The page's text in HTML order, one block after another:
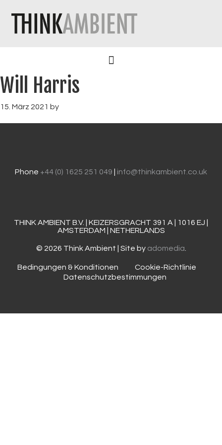
Will Harris
15. März 2021 by
Phone +44 (0) 1625 251 049 | info@thinkambient.co.uk
THINK AMBIENT B.V. | KEIZERSGRACHT 391 A | 1016 EJ |
AMSTERDAM | NETHERLANDS
© 2026 Think Ambient | Site by adomedia
Bedingungen & Konditionen
Cookie-Richtlinie
Datenschutzbestimmungen